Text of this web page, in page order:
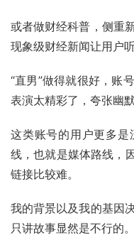
或者做财经科普，侧重
现象级财经新闻让用户
“直男”做得就很好，账
表演太精彩了，夸张幽
这类账号的用户更多是
线，也就是媒体路线，
链接比较难。
我的背景以及我的基因
只讲故事显然是不行的。